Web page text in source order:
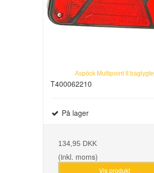
Aspöck Multipoint II baglygte
T400062210
På lager
134,95 DKK
(inkl. moms)
Vis produkt